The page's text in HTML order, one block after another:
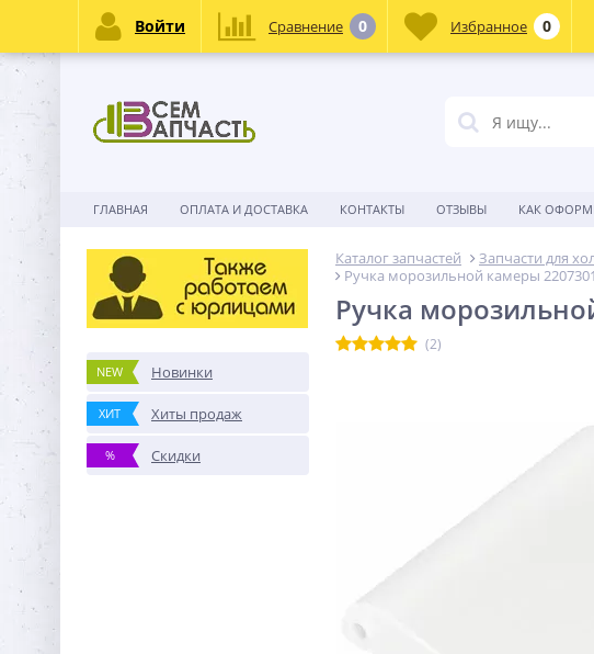
ГЛАВНАЯ ОПЛАТА И ДОСТАВКА КОНТАКТЫ ОТЗЫВЫ КАК
NEW Новинки
ХИТ Хиты продаж
% Скидки
Каталог запчастей Запчасти для
Ручка морозильной камеры
Ручка
(2)
Войти Сравнение 0 Избранное 0